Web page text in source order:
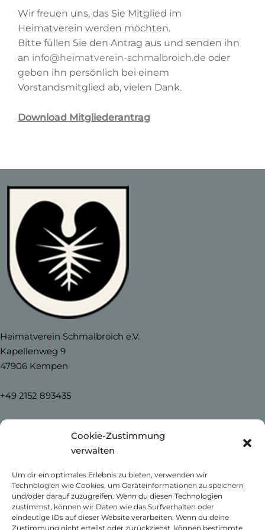
Cookie-Zustimmung
verwalten
Um dir ein optimales Erlebnis zu bieten, verwenden wir
Technologien wie Cookies, um Geräteinformationen zu speichern
und/oder darauf zuzugreifen. Wenn du diesen Technologien
zustimmst, können wir Daten wie das Surfverhalten oder
eindeutige IDs auf dieser Website verarbeiten. Wenn du deine
Zustimmung nicht erteilst oder zurückziehst, können bestimmte
Wir freuen uns, das Sie Mitglied im
Heimatverein werden möchten.
Bitte füllen Sie den Antrag aus und senden ihn
an info@heimatverein-schmalbroich.de oder
geben ihn persönlich bei einem
Vorstandsmitglied ab, vielen Dank.
Download Mitgliederantrag
Heimatverein Schmalbroich e.V.
Kapellenweg 9
47906 Kempen
+49 2152 893435
info@heimatverein-schmalbroich.de
News
Unser Schmalbroich
Kontakt
Impressum